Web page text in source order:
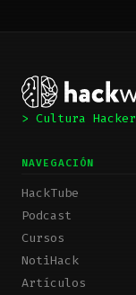
> Cultura Hacker
NAVEGACIÓN
HackTube
Podcast
Cursos
NotiHack
Artículos